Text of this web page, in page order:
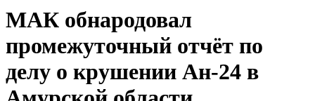
МАК обнародовал
промежуточный отчёт по
делу о крушении Ан-24 в